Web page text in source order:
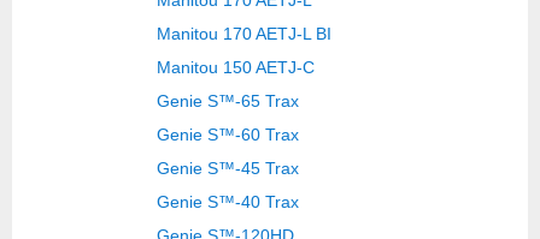
Manitou 170 AETJ-L BI
Manitou 150 AETJ-C
Genie S™-65 Trax
Genie S™-60 Trax
Genie S™-45 Trax
Genie S™-40 Trax